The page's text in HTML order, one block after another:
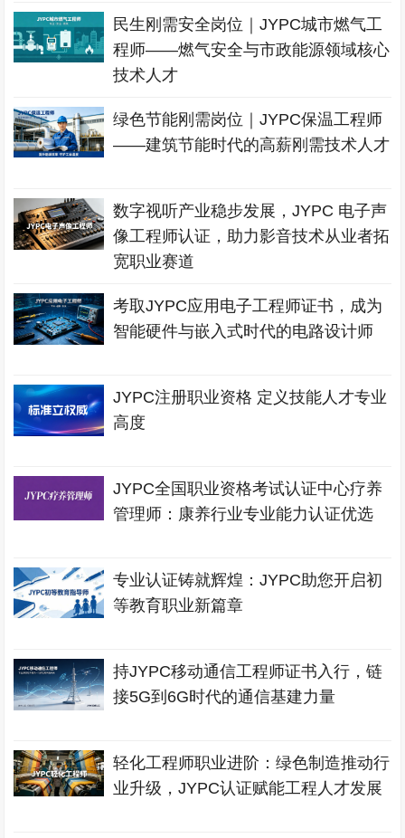
民生刚需安全岗位｜JYPC城市燃气工
程师——燃气安全与市政能源领域核心
技术人才
绿色节能刚需岗位｜JYPC保温工程师
——建筑节能时代的高薪刚需技术人才
数字视听产业稳步发展，JYPC 电子声
像工程师认证，助力影音技术从业者拓
宽职业赛道
考取JYPC应用电子工程师证书，成为
智能硬件与嵌入式时代的电路设计师
JYPC注册职业资格 定义技能人才专业
高度
JYPC全国职业资格考试认证中心疗养
管理师：康养行业专业能力认证优选
专业认证铸就辉煌：JYPC助您开启初
等教育职业新篇章
持JYPC移动通信工程师证书入行，链
接5G到6G时代的通信基建力量
轻化工程师职业进阶：绿色制造推动行
业升级，JYPC认证赋能工程人才发展